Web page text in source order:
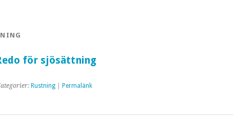
för sjösättning
Rustning| Permalänk